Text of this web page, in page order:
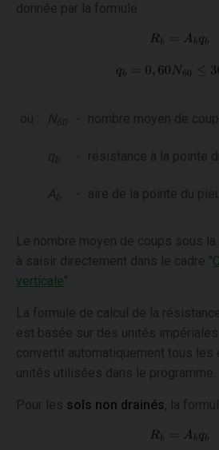
donnée par la formule :
où : N60 - nombre moyen de
q b - résistance à la pointe
A b - aire de la pointe du
Le nombre moyen de coups sous
à saisir directement dans le cadre "
verticale".
La formule de calcul de la
est basée sur des unités impériales
convertit automatiquement tous les
unités utilisées dans le programme.
Pour les sols non drainés, la